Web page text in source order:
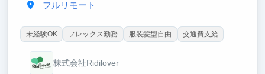
フルリモート
未経験OK フレックス勤務 服装髪型自由 交通費支給
株式会社Ridilover